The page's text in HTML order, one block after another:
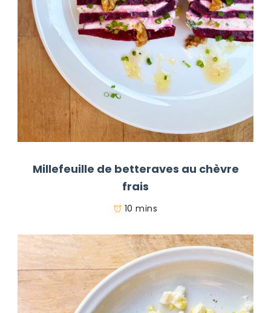
Millefeuille de betteraves au chèvre
frais
10 mins